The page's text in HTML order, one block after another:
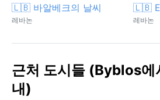
🇱🇧 바알베크의 날씨
레바논
🇱🇧
레바논
근처 도시들 (Byblos에
내)